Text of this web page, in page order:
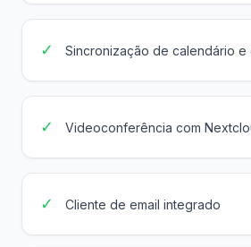
✓ Sincronização de calendário e
✓ Videoconferência com
✓ Cliente de email integrado